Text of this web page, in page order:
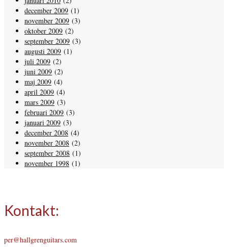
december 2009 (1)
november 2009 (3)
oktober 2009 (2)
september 2009 (3)
augusti 2009 (1)
juli 2009 (2)
juni 2009 (2)
maj 2009 (4)
april 2009 (4)
mars 2009 (3)
februari 2009 (3)
januari 2009 (3)
december 2008 (4)
november 2008 (2)
september 2008 (1)
november 1998 (1)
Kontakt:
per@hallgrenguitars.com